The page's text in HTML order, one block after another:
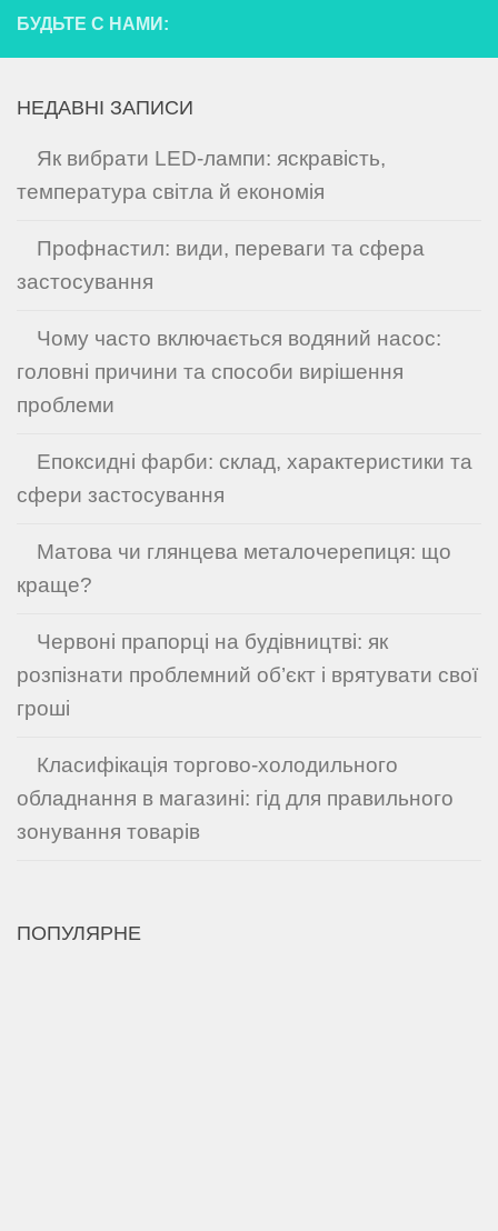
БУДЬТЕ С НАМИ:
НЕДАВНІ ЗАПИСИ
Як вибрати LED-лампи: яскравість,
температура світла й економія
Профнастил: види, переваги та сфера
застосування
Чому часто включається водяний насос:
головні причини та способи вирішення
проблеми
Епоксидні фарби: склад, характеристики та
сфери застосування
Матова чи глянцева металочерепиця: що
краще?
Червоні прапорці на будівництві: як
розпізнати проблемний об’єкт і врятувати свої
гроші
Класифікація торгово-холодильного
обладнання в магазині: гід для правильного
зонування товарів
ПОПУЛЯРНЕ